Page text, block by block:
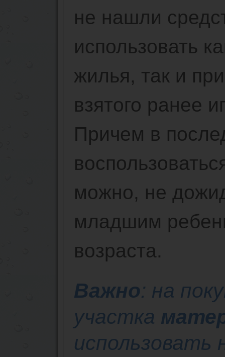
не нашли
использовать
жилья, так и
взятого ранее
Причем в
можно, не
младшим
возраста.
Важно: на
участка
использовать